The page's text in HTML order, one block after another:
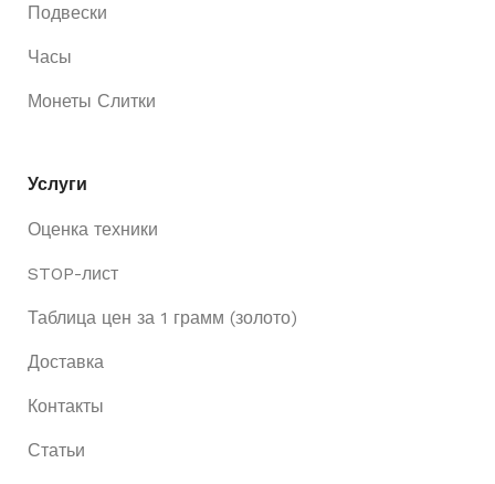
Подвески
Часы
Монеты Слитки
Услуги
Оценка техники
STOP-лист
Таблица цен за 1 грамм (золото)
Доставка
Контакты
Статьи